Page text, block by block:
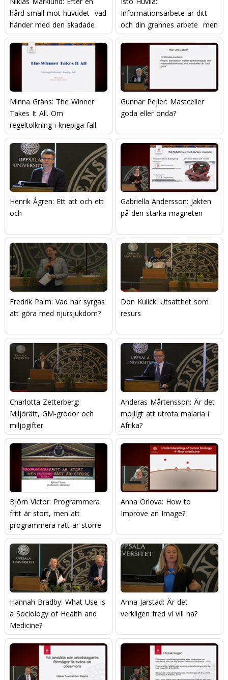
hård smäll mot huvudet  vad
händer med den skadade
hjärnan?
Informationsarbete är ditt
och din grannes arbete  men
hur gör man?
Minna Gräns: The Winner
Takes It All. Om
regeltolkning i knepiga fall.
Gunnar Pejler: Mastceller 
goda eller onda?
Henrik Ågren: Ett att och ett
och
Gabriella Andersson: Jakten
på den starka magneten
Fredrik Palm: Vad har syrgas
att göra med njursjukdom?
Don Kulick: Utsatthet som
resurs
Charlotta Zetterberg:
Miljörätt, GM-grödor och
miljögifter
Anderas Mårtensson: Är det
möjligt att utrota malaria i
Afrika?
Björn Victor: Programmera
fritt är stort, men att
programmera rätt är större
Anna Orlova: How to
Improve an Image?
Hannah Bradby: What Use is
a Sociology of Health and
Medicine?
Anna Jarstad: Är det
verkligen fred vi vill ha?